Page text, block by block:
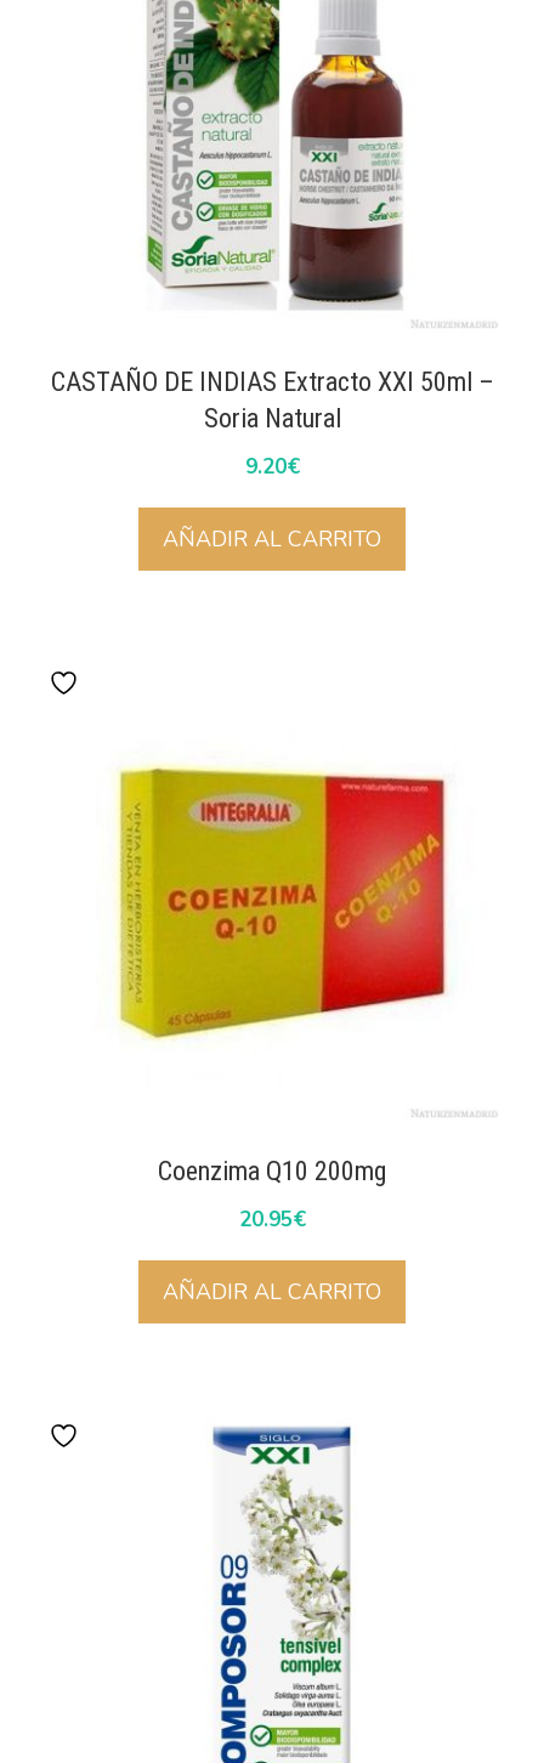
CASTAÑO DE INDIAS Extracto XXI 50ml –
Soria Natural
9.20€
AÑADIR AL CARRITO
Coenzima Q10 200mg
20.95€
AÑADIR AL CARRITO